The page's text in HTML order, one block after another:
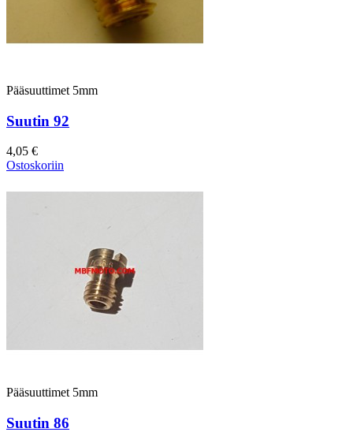
Pääsuuttimet 5mm
Suutin 92
4,05 €
Ostoskoriin
Pääsuuttimet 5mm
Suutin 86